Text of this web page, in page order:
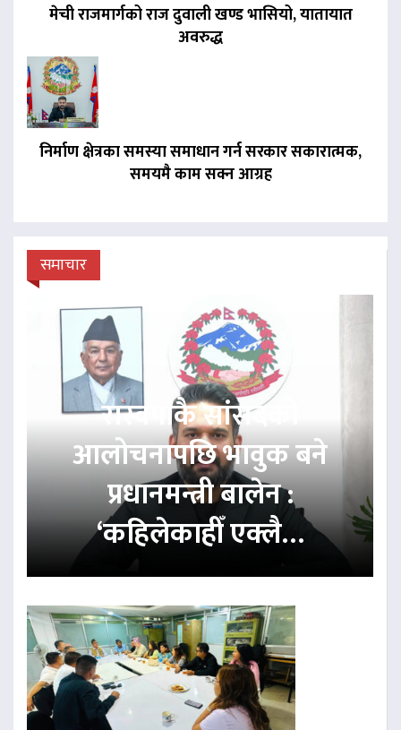
मेची राजमार्गको राज दुवाली खण्ड भासियो, यातायात
अवरुद्ध
निर्माण क्षेत्रका समस्या समाधान गर्न सरकार सकारात्मक,
समयमै काम सक्न आग्रह
समाचार
रास्वपाकै सांसदको
आलोचनापछि भावुक बने
प्रधानमन्त्री बालेन :
‘कहिलेकाहीँ एक्लै…